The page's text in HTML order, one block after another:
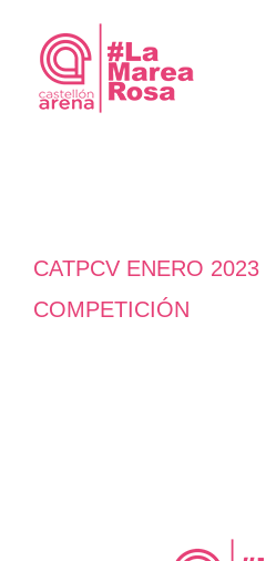
contenido
CATPCV ENERO
COMPETICIÓN